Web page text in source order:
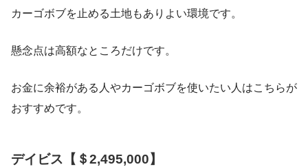
カーゴボブを止める土地もありよい環境です。
懸念点は高額なところだけです。
お金に余裕がある人やカーゴボブを使いたい人はこちらが
おすすめです。
デイビス【＄2,495,000】